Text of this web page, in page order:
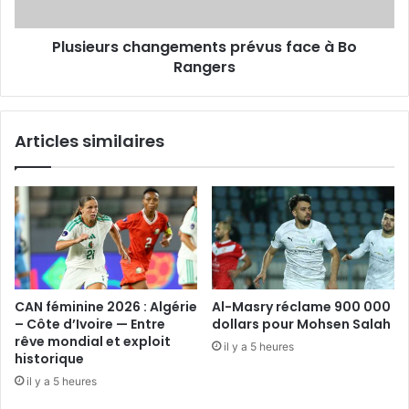
Plusieurs changements prévus face à Bo
Rangers
Articles similaires
CAN féminine 2026 : Algérie
– Côte d’Ivoire — Entre
rêve mondial et exploit
historique
il y a 5 heures
Al-Masry réclame 900 000
dollars pour Mohsen Salah
il y a 5 heures